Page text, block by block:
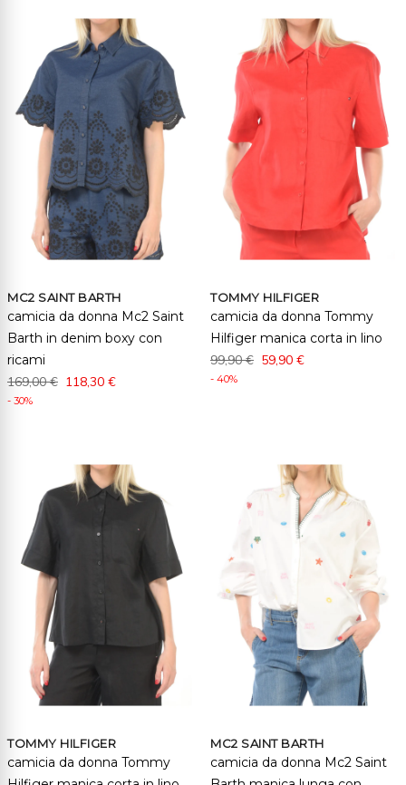
MC2 SAINT BARTH
camicia da donna Mc2 Saint
Barth in denim boxy con
ricami
169,00 € 118,30 €
- 30%
TOMMY HILFIGER
camicia da donna Tommy
Hilfiger manica corta in lino
99,90 € 59,90 €
- 40%
TOMMY HILFIGER
camicia da donna Tommy
MC2 SAINT BARTH
camicia da donna Mc2 Saint